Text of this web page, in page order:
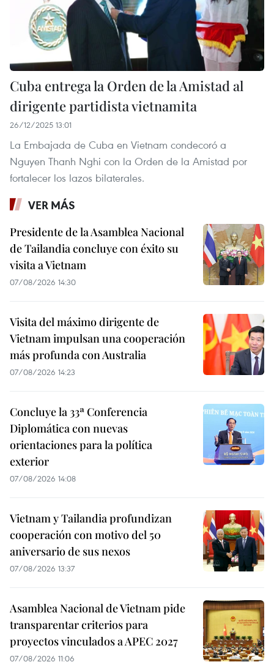
Cuba entrega la Orden de la Amistad al
dirigente partidista vietnamita
26/12/2025 13:01
La Embajada de Cuba en Vietnam condecoró a
Nguyen Thanh Nghi con la Orden de la Amistad por
fortalecer los lazos bilaterales.
VER MÁS
Presidente de la Asamblea Nacional
de Tailandia concluye con éxito su
visita a Vietnam
07/08/2026 14:30
Visita del máximo dirigente de
Vietnam impulsan una cooperación
más profunda con Australia
07/08/2026 14:23
Concluye la 33ª Conferencia
Diplomática con nuevas
orientaciones para la política
exterior
07/08/2026 14:08
Vietnam y Tailandia profundizan
cooperación con motivo del 50
aniversario de sus nexos
07/08/2026 13:37
Asamblea Nacional de Vietnam pide
transparentar criterios para
proyectos vinculados a APEC 2027
07/08/2026 11:06